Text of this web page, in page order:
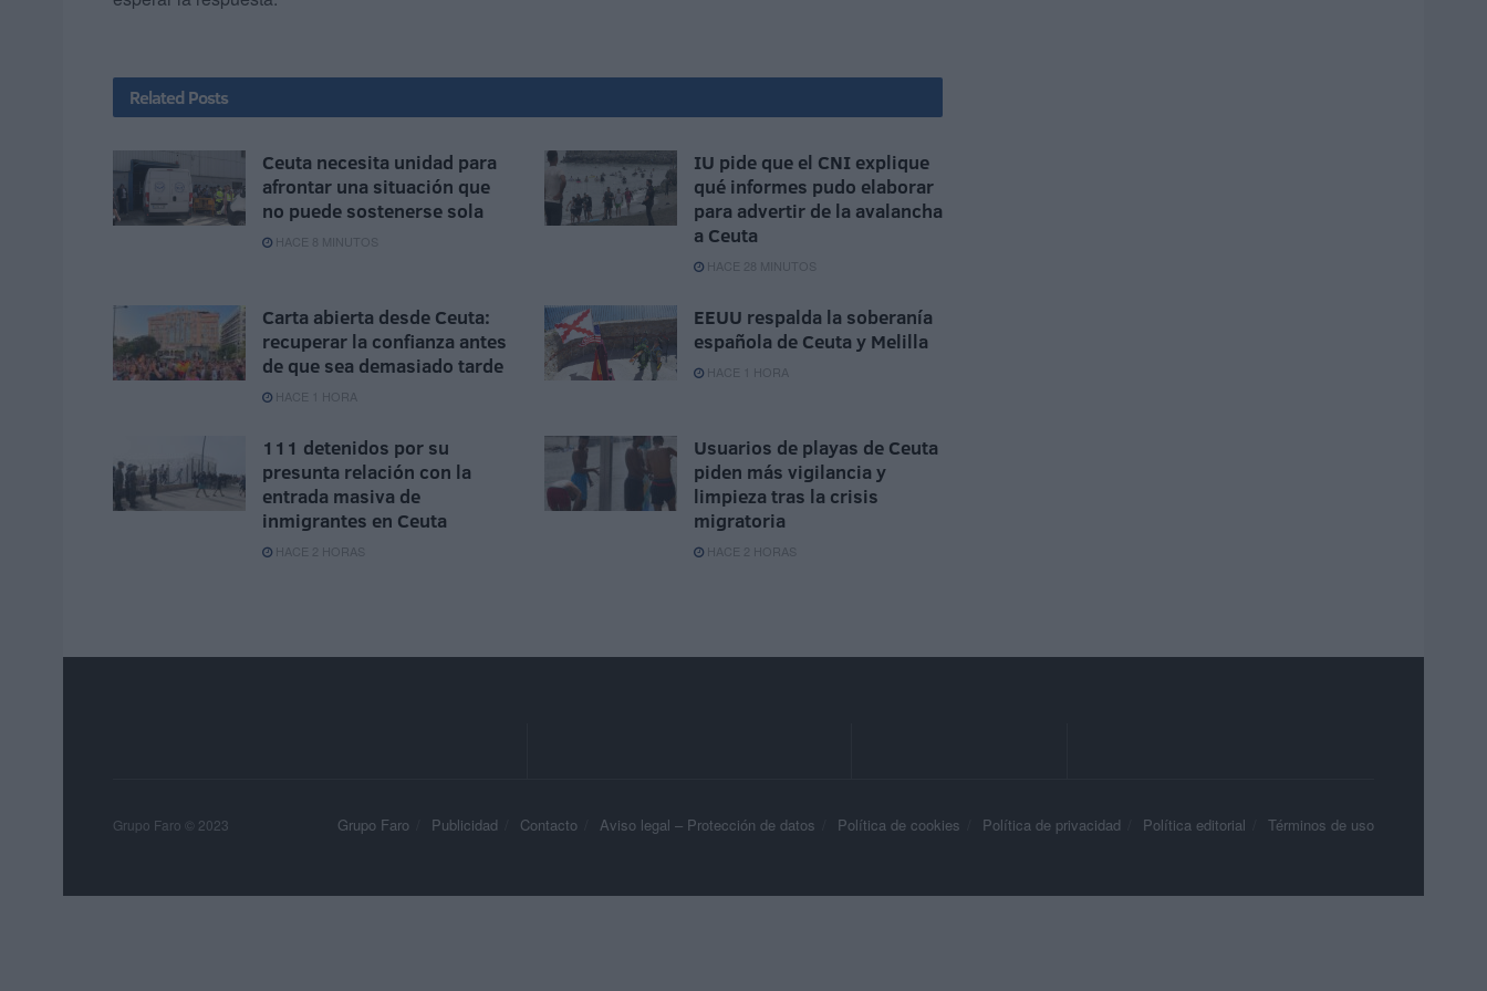
Related Posts
Ceuta necesita unidad para
afrontar una situación que
no puede sostenerse sola
HACE 8 MINUTOS
IU pide que el CNI explique
qué informes pudo elaborar
para advertir de la avalancha
a Ceuta
HACE 28 MINUTOS
Carta abierta desde Ceuta:
recuperar la confianza antes
de que sea demasiado tarde
HACE 1 HORA
EEUU respalda la soberanía
española de Ceuta y Melilla
HACE 1 HORA
111 detenidos por su
presunta relación con la
entrada masiva de
inmigrantes en Ceuta
HACE 2 HORAS
Usuarios de playas de Ceuta
piden más vigilancia y
limpieza tras la crisis
migratoria
HACE 2 HORAS
Grupo Faro Publicidad Contacto Aviso legal – Protección de datos Política de cookies Política de privacidad Política editorial Términos de uso
Grupo Faro © 2023